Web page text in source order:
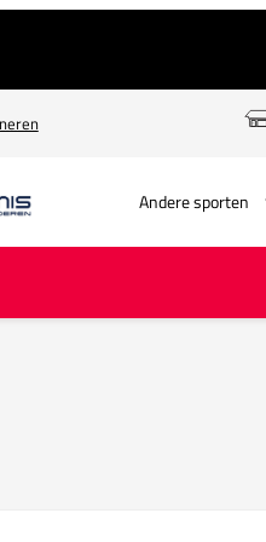
Andere sporten